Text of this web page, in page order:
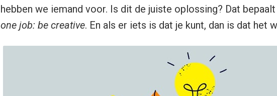
hebben we iemand voor. Is dit de juiste oplossing? Dat
one job: be creative. En als er iets is dat je kunt, dan is dat het